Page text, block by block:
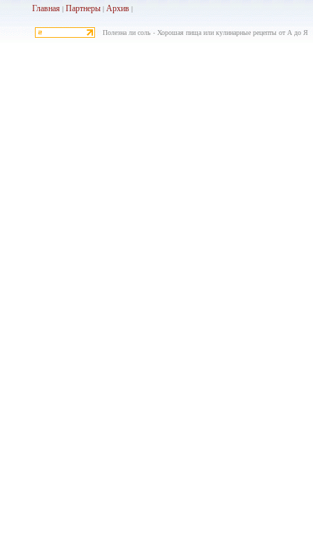
Главная |Партнеры |Архив |
Полезна ли соль - Хорошая пища или кулинарные рецепты от А до Я